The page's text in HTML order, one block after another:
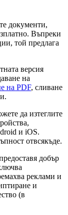
документи,
Въпреки
той предлага
версия
на
на PDF, сливане
да изтеглите
и iOS.
отвсякъде.
добър
реклами и
и
(в